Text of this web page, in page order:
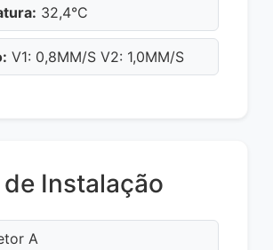
32,4°C
V1: 0,8MM/S V2: 1,0MM/S
Instalação
A